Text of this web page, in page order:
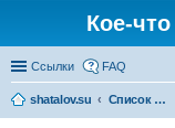
Кое-
Ссылки FAQ
shatalov.su Список форумов